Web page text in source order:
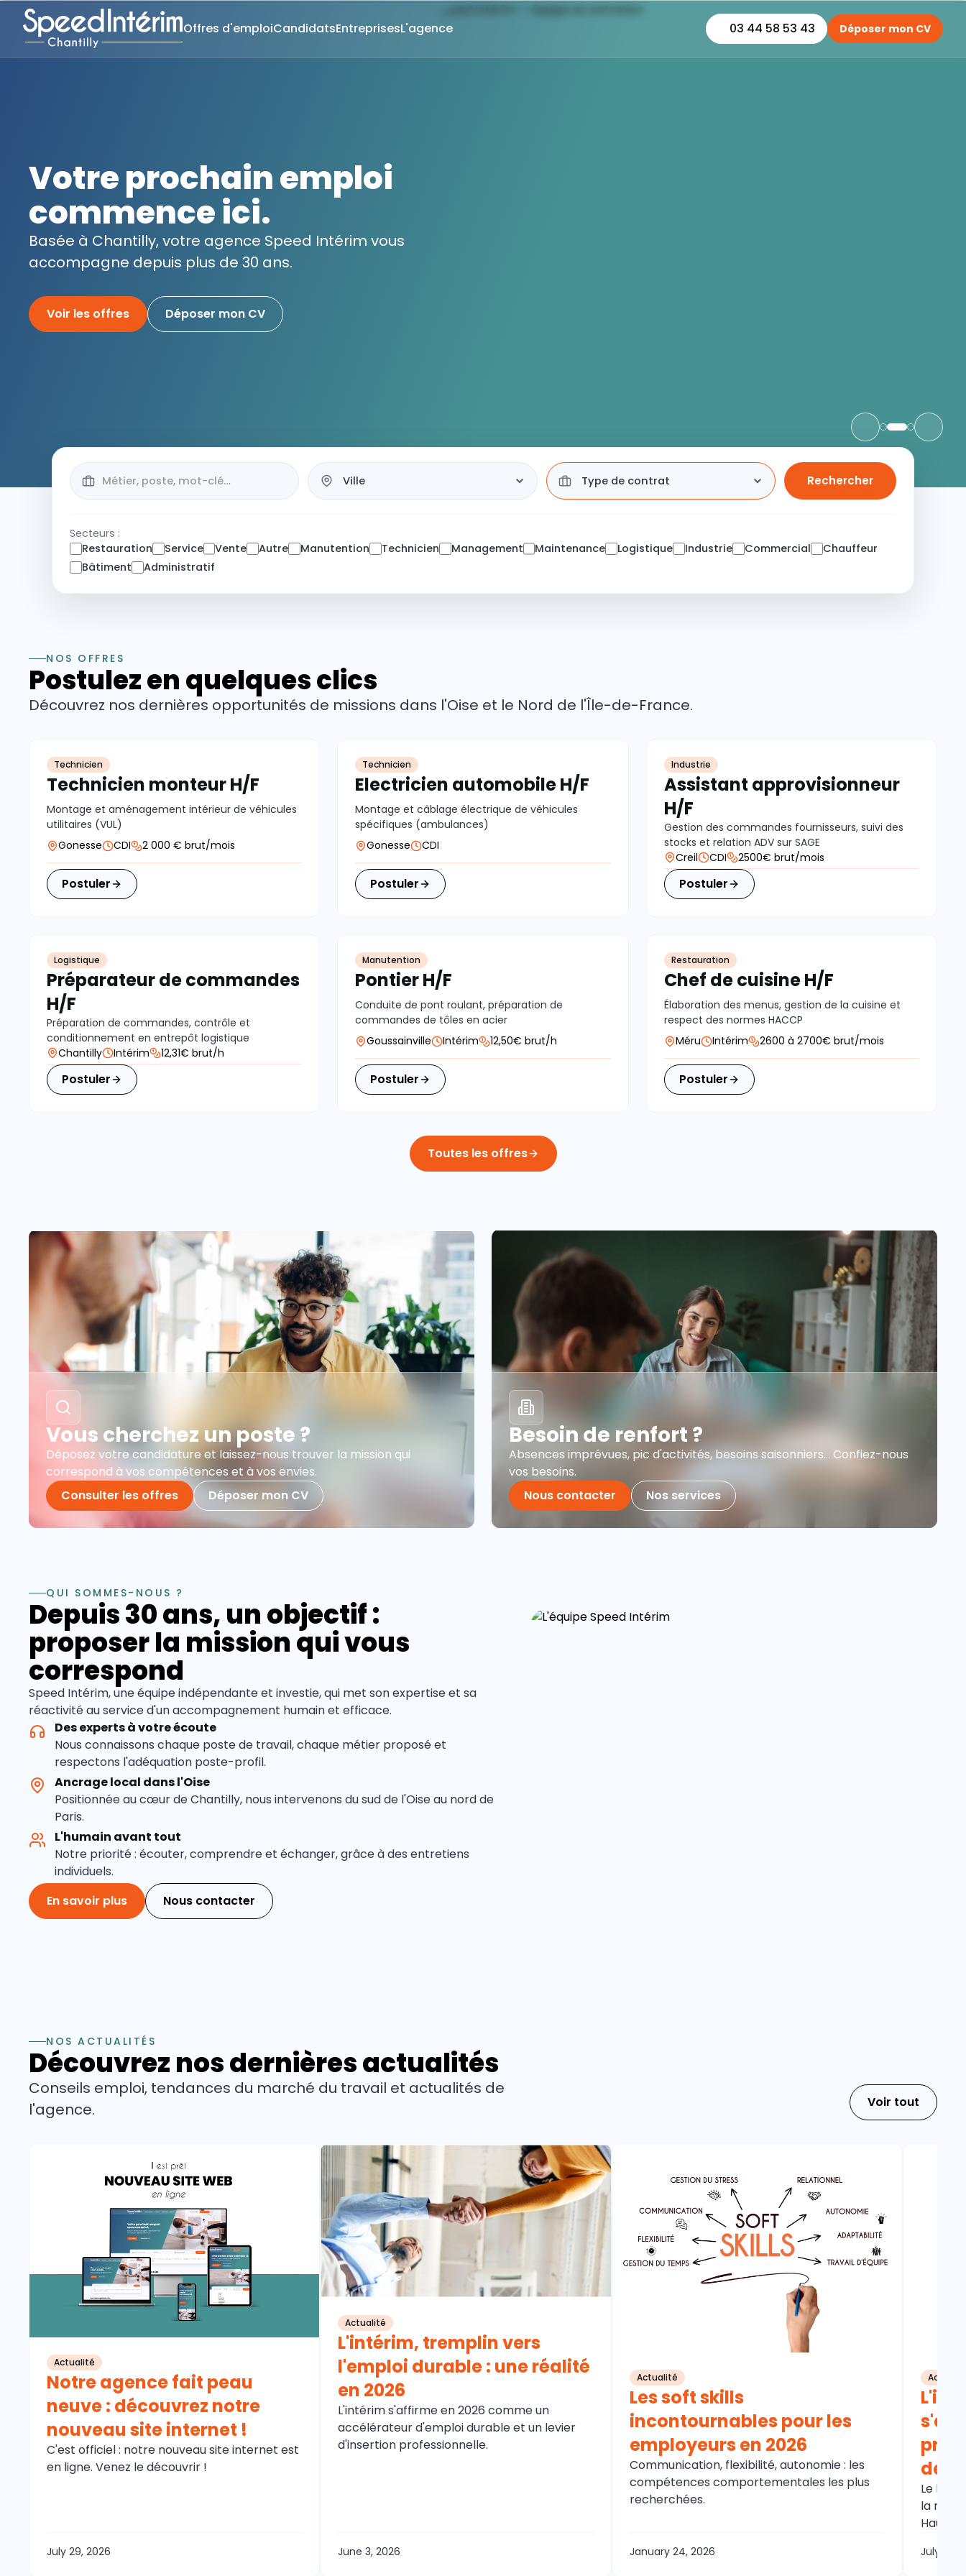
Offres d'emploiCandidatsEntreprisesL'agence 03 44 58 53 43 Déposer mon CV
Votre prochain emploi
commence ici.
Basée à Chantilly, votre agence Speed Intérim vous
accompagne depuis plus de 30 ans.
Voir les offres Déposer mon CV
Secteurs :
Restauration
Service Vente Autre Manutention Technicien Management Maintenance Logistique Industrie Commercial
Chauffeur
Bâtiment
Administratif
NOS OFFRES
Postulez en quelques clics
Découvrez nos dernières opportunités de missions dans l'Oise et le Nord de l'Île-de-France.
Technicien
Technicien monteur H/F
Montage et aménagement intérieur de véhicules
utilitaires (VUL)
Gonesse
CDI 2 000 € brut/mois
Postuler
Technicien
Electricien automobile H/F
Montage et câblage électrique de véhicules
spécifiques (ambulances)
Gonesse
CDI
Postuler
Industrie
Assistant approvisionneur
H/F
Gestion des commandes fournisseurs, suivi des
stocks et relation ADV sur SAGE
Creil
CDI 2500€ brut/mois
Postuler
Logistique
Préparateur de commandes
H/F
Préparation de commandes, contrôle et
conditionnement en entrepôt logistique
Chantilly
Intérim 12,31€ brut/h
Postuler
Manutention
Pontier H/F
Conduite de pont roulant, préparation de
commandes de tôles en acier
Goussainville
Intérim 12,50€ brut/h
Postuler
Restauration
Chef de cuisine H/F
Élaboration des menus, gestion de la cuisine et
respect des normes HACCP
Méru
Intérim 2600 à 2700€ brut/mois
Postuler
Toutes les offres
Vous cherchez un poste ?
Déposez votre candidature et laissez-nous trouver la mission qui
correspond à vos compétences et à vos envies.
Consulter les offres
Déposer mon CV
Besoin de renfort ?
Absences imprévues, pic d'activités, besoins saisonniers… Confiez-nous
vos besoins.
Nous contacter
Nos services
QUI SOMMES-NOUS ?
Depuis 30 ans, un objectif :
proposer la mission qui vous
correspond
Speed Intérim, une équipe indépendante et investie, qui met son expertise et sa
réactivité au service d'un accompagnement humain et efficace.
Des experts à votre écoute
Nous connaissons chaque poste de travail, chaque métier proposé et
respectons l'adéquation poste-profil.
Ancrage local dans l'Oise
Positionnée au cœur de Chantilly, nous intervenons du sud de l'Oise au nord de
Paris.
L'humain avant tout
Notre priorité : écouter, comprendre et échanger, grâce à des entretiens
individuels.
En savoir plus
Nous contacter
NOS ACTUALITÉS
Découvrez nos dernières actualités
Conseils emploi, tendances du marché du travail et actualités de
l'agence.
Voir tout
Actualité
Notre agence fait peau
neuve : découvrez notre
nouveau site internet !
C'est officiel : notre nouveau site internet est
en ligne. Venez le découvrir !
July 29, 2026
Actualité
L'intérim, tremplin vers
l'emploi durable : une réalité
en 2026
L'intérim s'affirme en 2026 comme un
accélérateur d'emploi durable et un levier
d'insertion professionnelle.
June 3, 2026
Actualité
Les soft skills
incontournables pour les
employeurs en 2026
Communication, flexibilité, autonomie : les
compétences comportementales les plus
recherchées.
January 24, 2026
de-
Le
la
Hauts-
July 15,